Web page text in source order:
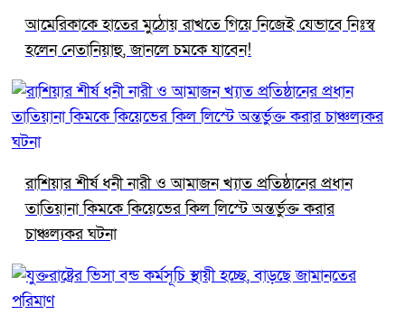
আমেরিকাকে হাতের মুঠোয় রাখতে গিয়ে নিজেই যেভাবে নিঃস্ব
হলেন নেতানিয়াহু, জানলে চমকে যাবেন!
রাশিয়ার শীর্ষ ধনী নারী ও আমাজন খ্যাত প্রতিষ্ঠানের প্রধান
তাতিয়ানা কিমকে কিয়েভের কিল লিস্টে অন্তর্ভুক্ত করার
চাঞ্চল্যকর ঘটনা